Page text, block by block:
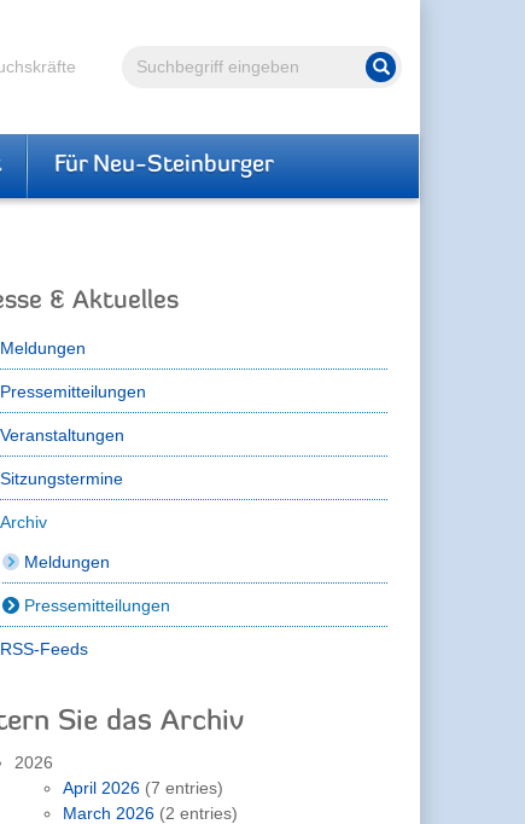
Volltextsuche Suche starten
Für Neu-Steinburger
& Aktuelles
Meldungen
Pressemitteilungen
Veranstaltungen
Sitzungstermine
Archiv
Meldungen
Pressemitteilungen
RSS-Feeds
Sie das Archiv
2026
April 2026 (7 entries)
March 2026 (2 entries)